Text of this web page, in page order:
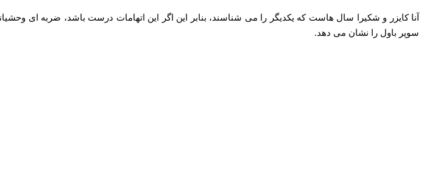
سوپر باول را نشان می دهد.